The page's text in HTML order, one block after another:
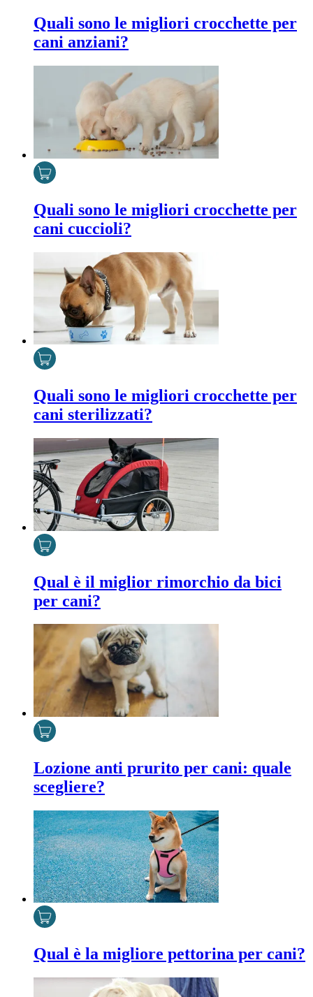
Quali sono le migliori crocchette per
cani anziani?
Quali sono le migliori crocchette per
cani cuccioli?
Quali sono le migliori crocchette per
cani sterilizzati?
Qual è il miglior rimorchio da bici
per cani?
Lozione anti prurito per cani: quale
scegliere?
Qual è la migliore pettorina per cani?